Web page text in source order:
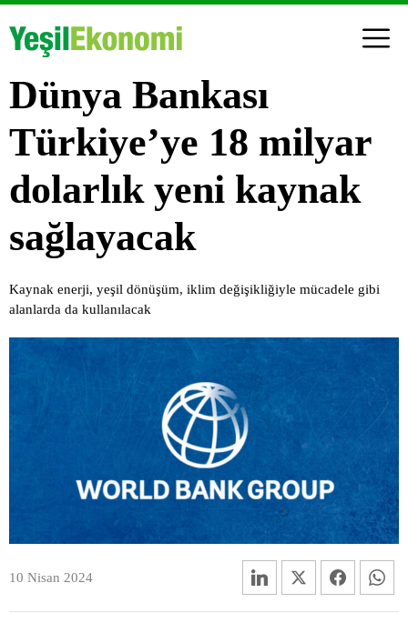
Dünya Bankası
Türkiye’ye 18 milyar
dolarlık yeni kaynak
sağlayacak
Kaynak enerji, yeşil dönüşüm, iklim değişikliğiyle mücadele gibi
alanlarda da kullanılacak
10 Nisan 2024